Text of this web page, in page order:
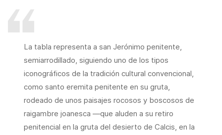
La tabla representa a san Jerónimo penitente,
semiarrodillado, siguiendo uno de los tipos
iconográficos de la tradición cultural convencional,
como santo eremita penitente en su gruta,
rodeado de unos paisajes rocosos y boscosos de
raigambre joanesca —que aluden a su retiro
penitencial en la gruta del desierto de Calcis, en la